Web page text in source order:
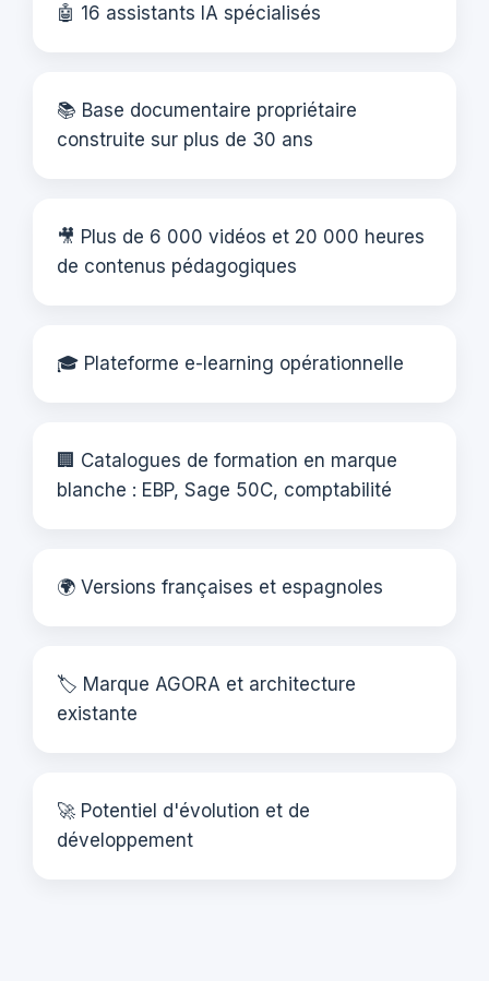
🤖 16 assistants IA spécialisés
📚 Base documentaire propriétaire
construite sur plus de 30 ans
🎥 Plus de 6 000 vidéos et 20 000 heures
de contenus pédagogiques
🎓 Plateforme e-learning opérationnelle
🏢 Catalogues de formation en marque
blanche : EBP, Sage 50C, comptabilité
🌍 Versions françaises et espagnoles
🏷️ Marque AGORA et architecture
existante
🚀 Potentiel d'évolution et de
développement